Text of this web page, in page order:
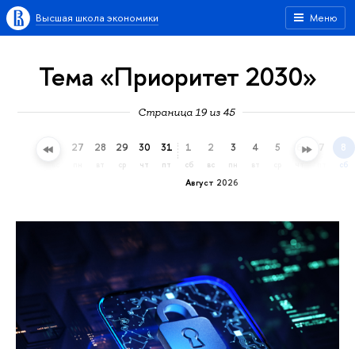
Меню
Высшая школа экономики
Тема «Приоритет 2030»
Страница 19 из 45
26 27 28 29
ср
30
чт
31
пт
Август 2026
1
сб
2
вс
3
пн
4 5 6 7 8
сб